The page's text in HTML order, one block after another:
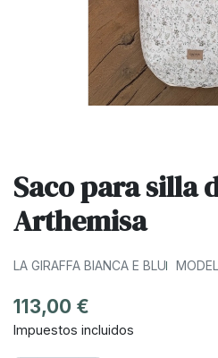
Saco para silla
Arthemisa
LA GIRAFFA BIANCA E BLU
113,00 €
Impuestos incluidos